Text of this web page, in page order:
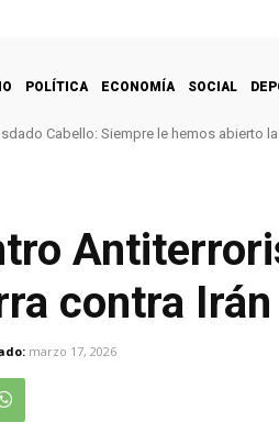
POLÍTICA ECONOMÍA SOCIAL
Cabello: Siempre le hemos abierto
contra Irán
marzo 17, 2026